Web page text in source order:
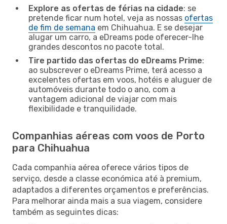
Explore as ofertas de férias na cidade: se
pretende ficar num hotel, veja as nossas ofertas
de fim de semana em Chihuahua. E se desejar
alugar um carro, a eDreams pode oferecer-lhe
grandes descontos no pacote total.
Tire partido das ofertas do eDreams Prime:
ao subscrever o eDreams Prime, terá acesso a
excelentes ofertas em voos, hotéis e aluguer de
automóveis durante todo o ano, com a
vantagem adicional de viajar com mais
flexibilidade e tranquilidade.
Companhias aéreas com voos de Porto
para Chihuahua
Cada companhia aérea oferece vários tipos de
serviço, desde a classe económica até à premium,
adaptados a diferentes orçamentos e preferências.
Para melhorar ainda mais a sua viagem, considere
também as seguintes dicas: